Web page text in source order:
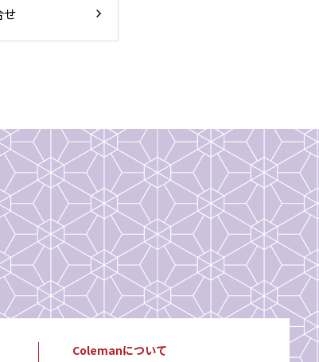
せ
Colemanについて